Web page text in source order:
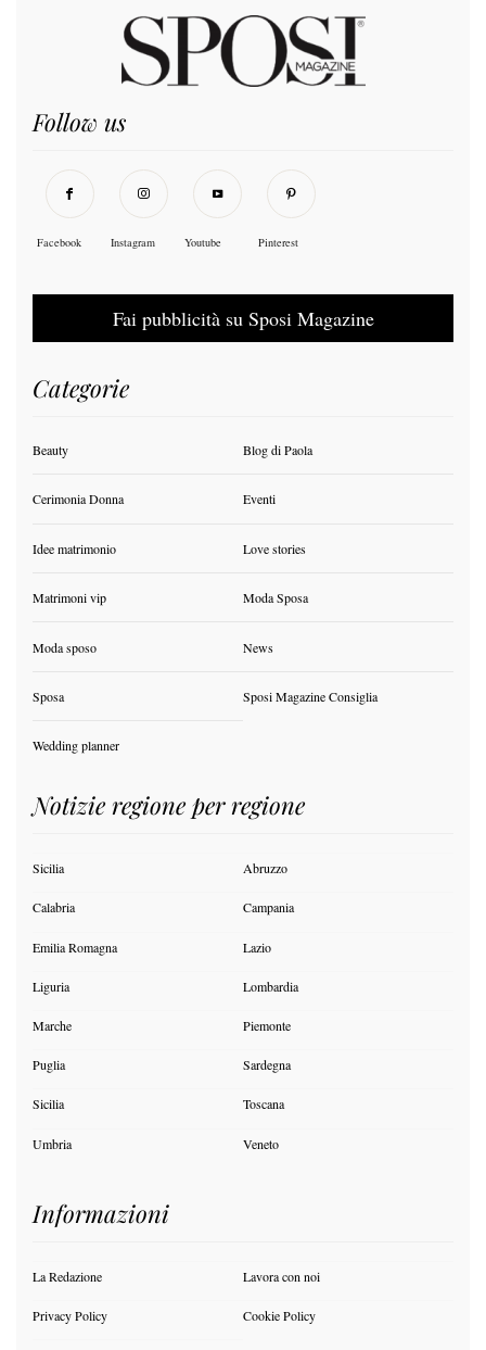
Follow us
Facebook Instagram Youtube Pinterest
Fai pubblicità su Sposi Magazine
Categorie
Beauty Blog di Paola
Cerimonia Donna Eventi
Idee matrimonio Love stories
Matrimoni vip Moda Sposa
Moda sposo News
Sposa Sposi Magazine Consiglia
Wedding planner
Notizie regione per regione
Sicilia Abruzzo
Calabria Campania
Emilia Romagna Lazio
Liguria Lombardia
Marche Piemonte
Puglia Sardegna
Sicilia Toscana
Umbria Veneto
Informazioni
La Redazione Lavora con noi
Privacy Policy Cookie Policy